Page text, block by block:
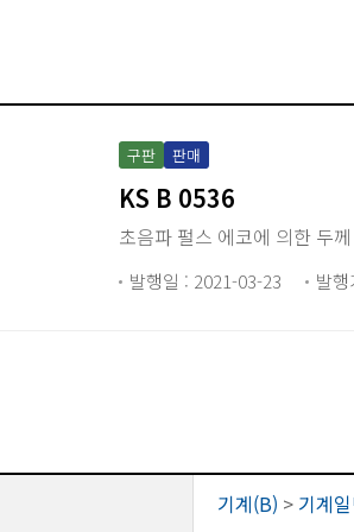
구판 판매
KS B 0536
초음파 펄스 에코에 의한 두
발행일 : 2021-03-23 발
기계(B) > 기계